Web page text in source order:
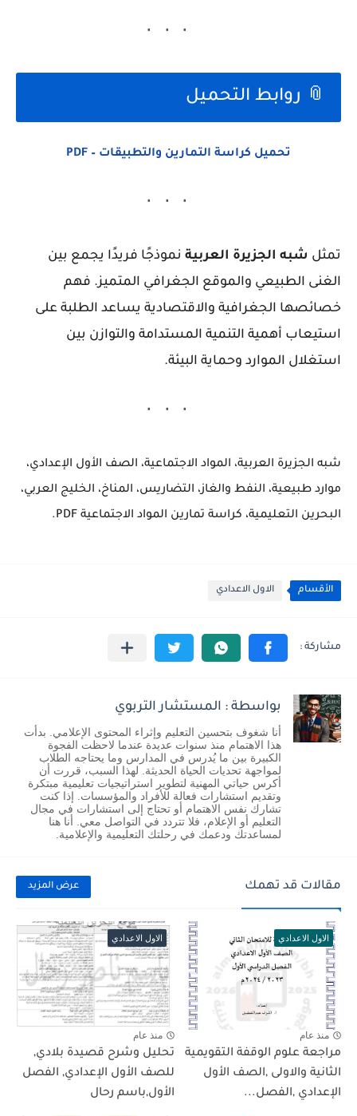
📎 روابط التحميل
تحميل كراسة التمارين والتطبيقات – PDF
تمثل شبه الجزيرة العربية نموذجًا فريدًا يجمع بين
الغنى الطبيعي والموقع الجغرافي المتميز. فهم
خصائصها الجغرافية والاقتصادية يساعد الطلبة على
استيعاب أهمية التنمية المستدامة والتوازن بين
استغلال الموارد وحماية البيئة.
شبه الجزيرة العربية، المواد الاجتماعية، الصف الأول الإعدادي،
موارد طبيعية، النفط والغاز، التضاريس، المناخ، الخليج العربي،
البحرين التعليمية، كراسة تمارين المواد الاجتماعية PDF.
الأقسام الاول الاعدادي
بواسطة : المستشار التربوي
أنا شغوف بتحسين التعليم وإثراء المحتوى الإعلامي. بدأت
هذا الاهتمام منذ سنوات عديدة عندما لاحظت الفجوة
الكبيرة بين ما يُدرس في المدارس وما يحتاجه الطلاب
لمواجهة تحديات الحياة الحديثة. لهذا السبب، قررت أن
أكرس حياتي المهنية لتطوير استراتيجيات تعليمية مبتكرة
وتقديم استشارات فعالة للأفراد والمؤسسات. إذا كنت
تشارك نفس الاهتمام أو تحتاج إلى استشارات في مجال
التعليم أو الإعلام، فلا تتردد في التواصل معي. أنا هنا
لمساعدتك ودعمك في رحلتك التعليمية والإعلامية.
مقالات قد تهمك عرض المزيد
الاول الاعدادي
منذ عام
مراجعة علوم الوقفة التقويمية
الثانية والاولى ,الصف الأول
الإعدادي ,الفصل...
الاول الاعدادي
منذ عام
تحليل وشرح قصيدة بلادي,
للصف الأول الإعدادي, الفصل
الأول,باسم رحال